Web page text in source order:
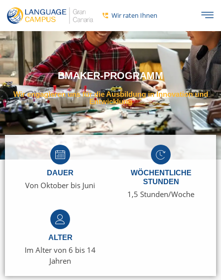
Wir raten Ihnen
BMAKER-PROGRAMM
Wir engagieren uns für die Ausbildung in Innovation und
Entwicklung
DAUER
Von Oktober bis Juni
WÖCHENTLICHE
STUNDEN
1,5 Stunden/Woche
ALTER
Im Alter von 6 bis 14
Jahren